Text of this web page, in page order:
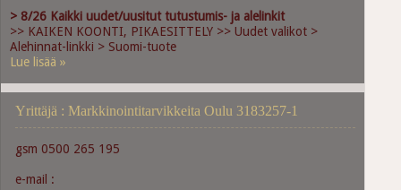
> 8/26 Kaikki uudet/uusitut tutustumis- ja alelinkit
>> KAIKEN KOONTI, PIKAESITTELY >> Uudet valikot >
Alehinnat-linkki > Suomi-tuote
Lue lisää »
Yrittäjä : Markkinointitarvikkeita Oulu 3183257-1
gsm 0500 265 195
e-mail :